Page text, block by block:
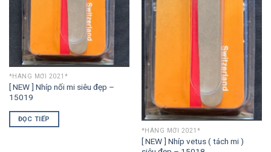
*HÀNG MỚI 2021*
[ NEW ] Nhíp nối mi siêu đẹp –
15019
ĐỌC TIẾP
*HÀNG MỚI 2021*
[ NEW ] Nhíp vetus ( tách mi )